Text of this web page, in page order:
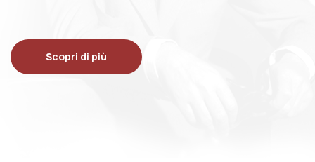
Scopri di più